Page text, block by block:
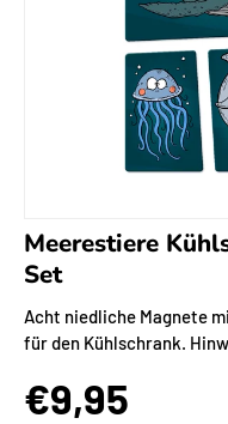
Meerestiere
Set
Acht niedliche Magnete
für den Kühlschrank.
€9,95